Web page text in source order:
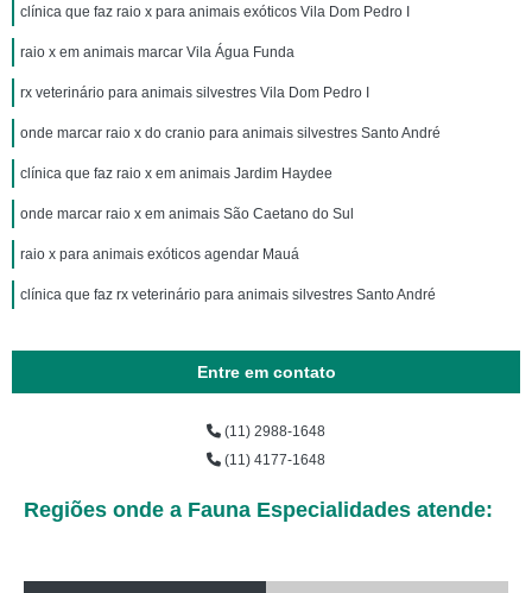
clínica que faz raio x para animais exóticos Vila Dom Pedro I
raio x em animais marcar Vila Água Funda
rx veterinário para animais silvestres Vila Dom Pedro I
onde marcar raio x do cranio para animais silvestres Santo André
clínica que faz raio x em animais Jardim Haydee
onde marcar raio x em animais São Caetano do Sul
raio x para animais exóticos agendar Mauá
clínica que faz rx veterinário para animais silvestres Santo André
Entre em contato
(11) 2988-1648
(11) 4177-1648
Regiões onde a Fauna Especialidades atende: